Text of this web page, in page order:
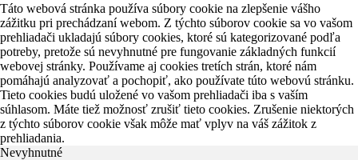
Táto webová stránka používa súbory cookie na zlepšenie vášho
zážitku pri prechádzaní webom. Z týchto súborov cookie sa vo vašom
prehliadači ukladajú súbory cookies, ktoré sú kategorizované podľa
potreby, pretože sú nevyhnutné pre fungovanie základných funkcií
webovej stránky. Používame aj cookies tretích strán, ktoré nám
pomáhajú analyzovať a pochopiť, ako používate túto webovú stránku.
Tieto cookies budú uložené vo vašom prehliadači iba s vaším
súhlasom. Máte tiež možnosť zrušiť tieto cookies. Zrušenie niektorých
z týchto súborov cookie však môže mať vplyv na váš zážitok z
prehliadania.
Nevyhnutné